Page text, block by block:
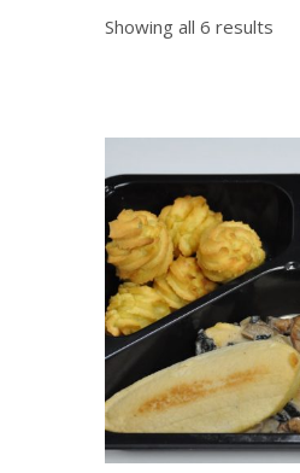
Showing all 6 results